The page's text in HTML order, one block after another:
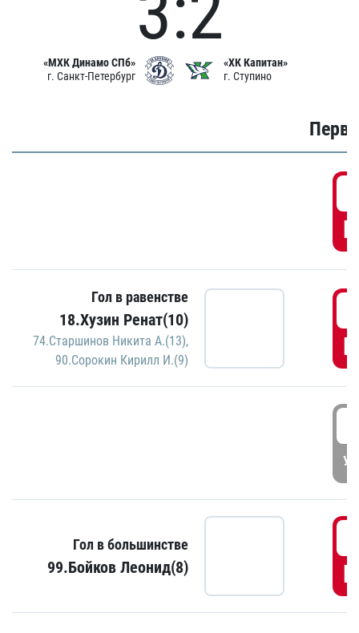
«МХК Динамо СПб»
г. Санкт-Петербург
«ХК Капитан»
г. Ступино
Гол в равенстве
18.Хузин Ренат(10)
74.Старшинов Никита А.(13),
90.Сорокин Кирилл И.(9)
Гол в большинстве
99.Бойков Леонид(8)